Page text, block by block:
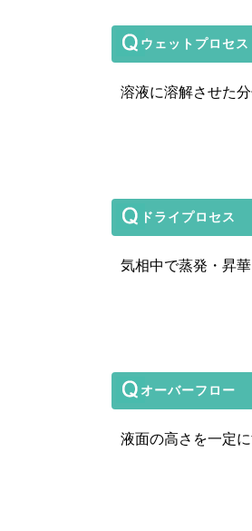
ウェットプロセス
溶液に溶解させた
ドライプロセス
気相中で蒸発・昇
オーバーフロー
液面の高さを一定